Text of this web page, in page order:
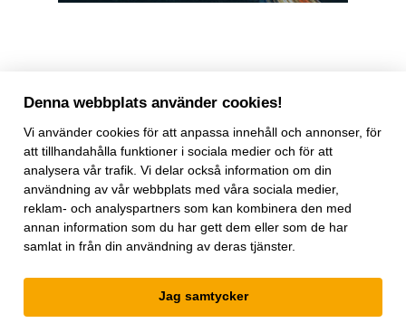
Världen Omtar upp trender inom geopolitik, vetenskap,
livsstil, affärer och kultur. Magasinet innehåller utvalda texter
som ger perspektiv och större möjlighet till
förståelse för megatrender i världen. Texterna är översatta av
The EconomistNewspaper Limited. Alla
Denna webbplats använder cookies!
Vi använder cookiesför att anpassa innehåll och annonser, för
att tillhandahålla funktioner i sociala medier och för att
analysera vår trafik. Vi delar också information om din
användning av vår webbplats med våra sociala medier,
reklam- och analyspartners som kan kombinera den med
annan information som du har gett dem eller som de har
samlat in från din användning av deras tjänster.
Jag samtycker